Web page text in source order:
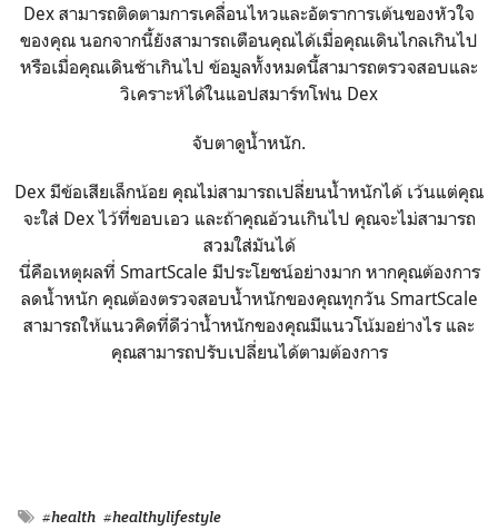
Dex สามารถติดตามการเคลื่อนไหวและอัตราการเต้นของหัวใจ
ของคุณ นอกจากนี้ยังสามารถเตือนคุณได้เมื่อคุณเดินไกลเกินไป
หรือเมื่อคุณเดินช้าเกินไป ข้อมูลทั้งหมดนี้สามารถตรวจสอบและ
วิเคราะห์ได้ในแอปสมาร์ทโฟน Dex
จับตาดูน้ำหนัก.
Dex มีข้อเสียเล็กน้อย คุณไม่สามารถเปลี่ยนน้ำหนักได้ เว้นแต่คุณ
จะใส่ Dex ไว้ที่ขอบเอว และถ้าคุณอ้วนเกินไป คุณจะไม่สามารถ
สวมใส่มันได้
นี่คือเหตุผลที่ SmartScale มีประโยชน์อย่างมาก หากคุณต้องการ
ลดน้ำหนัก คุณต้องตรวจสอบน้ำหนักของคุณทุกวัน SmartScale
สามารถให้แนวคิดที่ดีว่าน้ำหนักของคุณมีแนวโน้มอย่างไร และ
คุณสามารถปรับเปลี่ยนได้ตามต้องการ
#health #healthylifestyle